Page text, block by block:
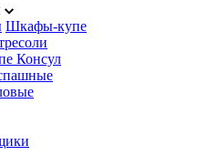
Шкафы-купе
Консул